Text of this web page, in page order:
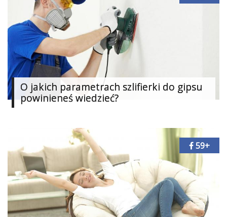
galerię
O jakich parametrach szlifierki do gipsu
powinieneś wiedzieć?
59+